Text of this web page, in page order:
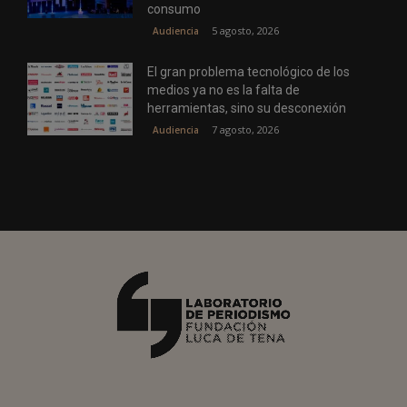
consumo
Audiencia 5 agosto, 2026
El gran problema tecnológico de los
medios ya no es la falta de
herramientas, sino su desconexión
Audiencia 7 agosto, 2026